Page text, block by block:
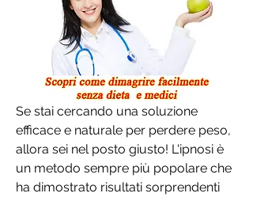
Se stai cercando una soluzione
efficace e naturale per perdere peso,
allora sei nel posto giusto! L'ipnosi è
un metodo sempre più popolare che
ha dimostrato risultati sorprendenti